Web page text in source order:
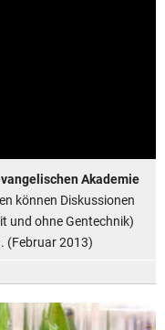
Akademie
können Diskussionen
und ohne Gentechnik)
(Februar 2013)